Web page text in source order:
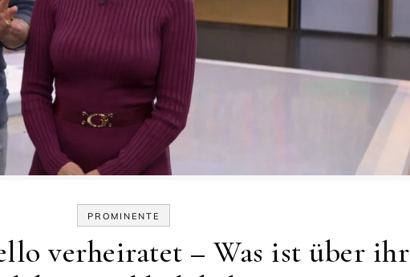
PROMINENTE
verheiratet – Was ist über ihr